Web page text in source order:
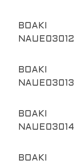
BOAKI
NAUE03012
BOAKI
NAUE03013
BOAKI
NAUE03014
BOAKI